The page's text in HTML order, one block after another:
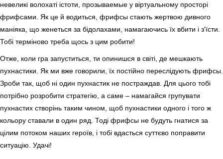
невеликі волохаті істоти, прозываемые у віртуальному просторі
фрифсами. Як це й водиться, фрифсы стають жертвою дивного
маніяка, що женеться за бідолахами, намагаючись їх вбити і з'їсти.
Тобі терміново треба щось з цим робити!
Отже, коли гра запуститься, ти опинишся в світі, де мешкають
пухнастики. Як ми вже говорили, їх постійно переслідують фрифсы.
Зроби так, щоб ні один пухнастик не постраждав. Для цього тобі
потрібно розробити стратегію, а саме – намагайся групувати
пухнастих створінь таким чином, щоб пухнастики одного і того ж
кольору ставали в один ряд. Тоді фрифсы не будуть гнатися за
цілим потоком наших героїв, і тобі вдасться суттєво поправити
ситуацію. Удачі!